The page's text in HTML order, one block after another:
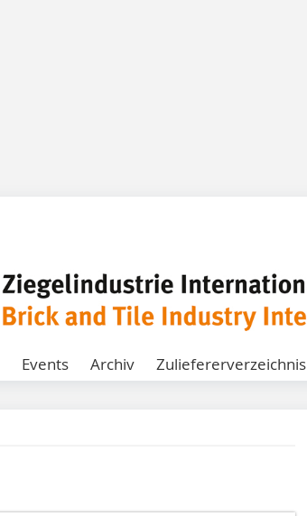
Events Archiv Zuliefererverzeichnis